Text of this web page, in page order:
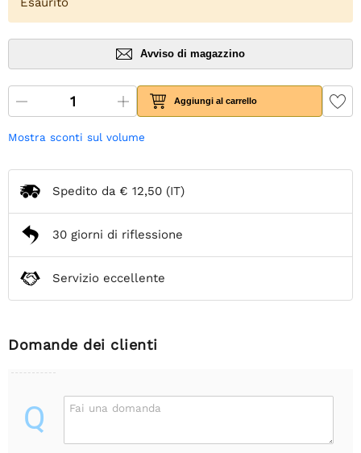
Avviso di magazzino
Aggiungi al carrello
Mostra sconti sul volume
Spedito da € 12,50 (IT)
30 giorni di riflessione
Servizio eccellente
Domande dei clienti
Q Fai una domanda